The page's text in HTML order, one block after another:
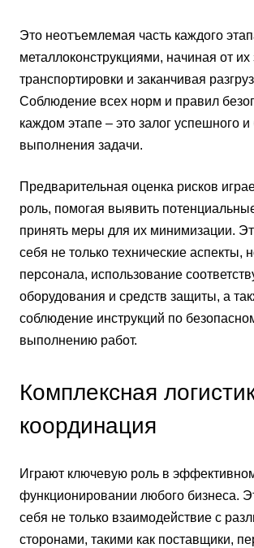
Это неотъемлемая часть каждого
металлоконструкциями, начиная от их
транспортировки и заканчивая
Соблюдение всех норм и правил
каждом этапе – это залог успешного
выполнения задачи.
Предварительная оценка рисков
роль, помогая выявить
принять меры для их минимизации.
себя не только технические аспекты,
персонала, использование
оборудования и средств защиты, а
соблюдение инструкций по
выполнению работ.
Комплексная
координация
Играют ключевую роль в
функционировании любого бизнеса.
себя не только взаимодействие с
сторонами, такими как поставщики,